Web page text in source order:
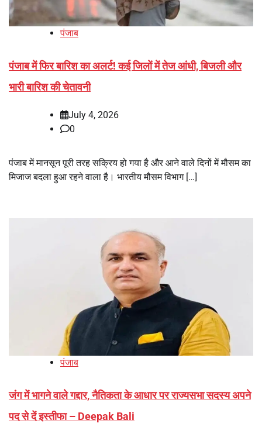
पंजाब
पंजाब में फिर बारिश का अलर्ट! कई जिलों में तेज आंधी, बिजली और
भारी बारिश की चेतावनी
July 4, 2026
0
पंजाब में मानसून पूरी तरह सक्रिय हो गया है और आने वाले दिनों में मौसम का
मिजाज बदला हुआ रहने वाला है। भारतीय मौसम विभाग […]
पंजाब
जंग में भागने वाले गद्दार, नैतिकता के आधार पर राज्यसभा सदस्य अपने
पद से दें इस्तीफा – Deepak Bali